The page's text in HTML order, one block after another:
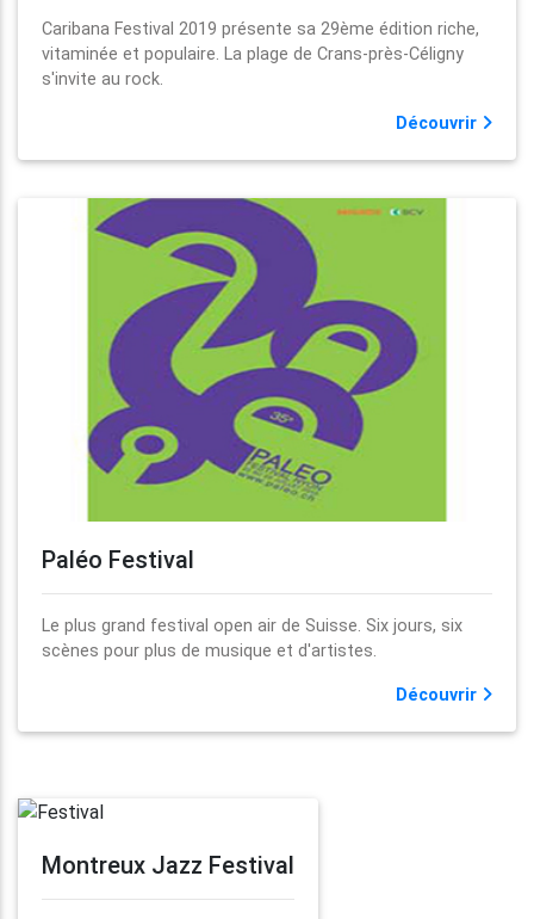
Caribana Festival 2019 présente sa 29ème édition riche,
vitaminée et populaire. La plage de Crans-près-Céligny
s'invite au rock.
Découvrir
Paléo Festival
Le plus grand festival open air de Suisse. Six jours, six
scènes pour plus de musique et d'artistes.
Découvrir
Montreux Jazz Festival